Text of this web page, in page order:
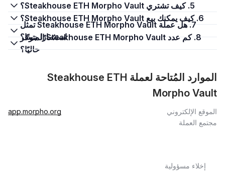
5. كيف تشتري Steakhouse ETH Morpho Vault؟
6. كيف يمكنك بيع Steakhouse ETH Morpho Vault؟
7. هل عملة Steakhouse ETH Morpho Vault تمثل
استثمارًا جيدًا؟
8. كم عدد Steakhouse ETH Morpho Vault المتوفر
حاليًا؟
الموارد المُتاحة لعملة Steakhouse ETH
Morpho Vault
الموقع الإلكتروني
app.morpho.org
مجتمع العملة
إخلاء مسؤولية